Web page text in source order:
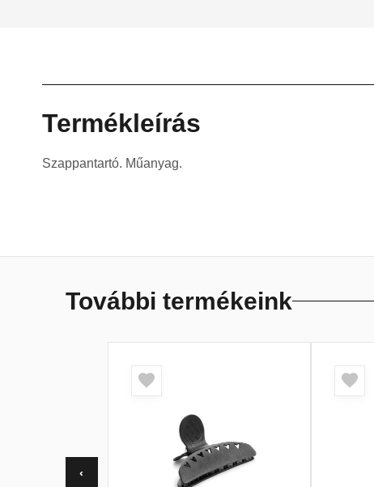
Termékleírás
Szappantartó. Műanyag.
További termékeink
‹